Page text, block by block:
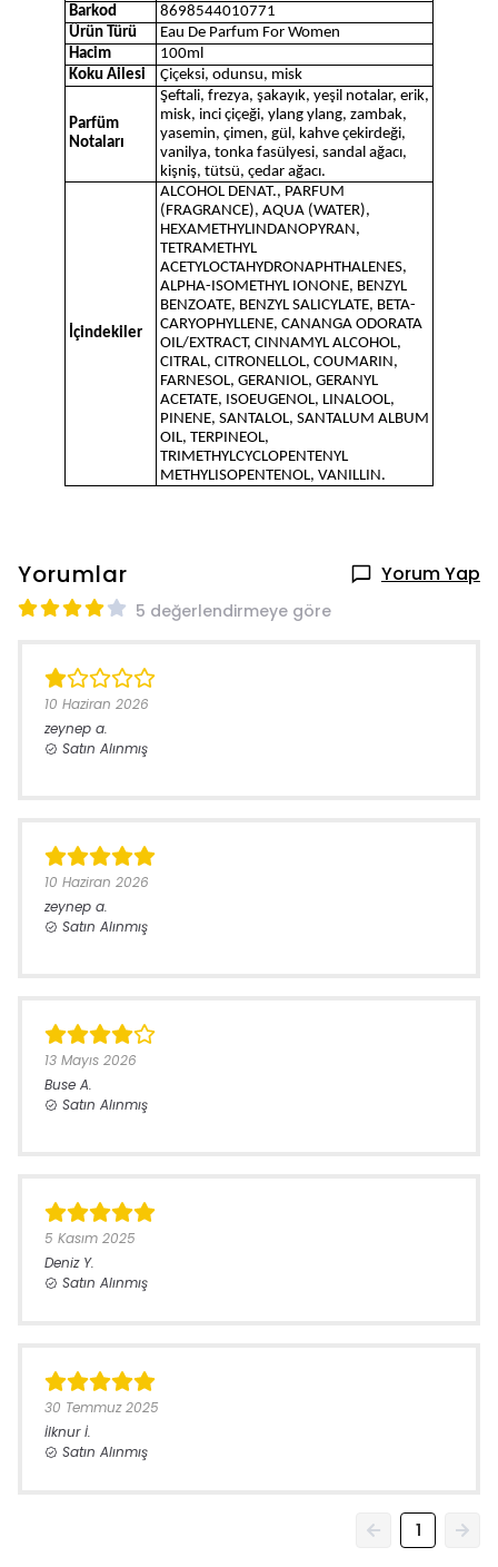
Barkod
8698544010771
Ürün Türü
Eau De Parfum For Women
Hacim
100ml
Koku Ailesi
Çiçeksi, odunsu, misk
Parfüm
Notaları
Şeftali, frezya, şakayık, yeşil notalar, erik,
misk, inci çiçeği, ylang ylang, zambak,
yasemin, çimen, gül, kahve çekirdeği,
vanilya, tonka fasülyesi, sandal ağacı,
kişniş, tütsü, çedar ağacı.
İçindekiler
ALCOHOL DENAT., PARFUM
(FRAGRANCE), AQUA (WATER),
HEXAMETHYLINDANOPYRAN,
TETRAMETHYL
ACETYLOCTAHYDRONAPHTHALENES,
ALPHA-ISOMETHYL IONONE, BENZYL
BENZOATE, BENZYL SALICYLATE, BETA-
CARYOPHYLLENE, CANANGA ODORATA
OIL/EXTRACT, CINNAMYL ALCOHOL,
CITRAL, CITRONELLOL, COUMARIN,
FARNESOL, GERANIOL, GERANYL
ACETATE, ISOEUGENOL, LINALOOL,
PINENE, SANTALOL, SANTALUM ALBUM
OIL, TERPINEOL,
TRIMETHYLCYCLOPENTENYL
METHYLISOPENTENOL, VANILLIN.
Yorumlar Yorum Yap
5 değerlendirmeye göre
10 Haziran 2026
zeynep a.
Satın Alınmış
10 Haziran 2026
zeynep a.
Satın Alınmış
13 Mayıs 2026
Buse A.
Satın Alınmış
5 Kasım 2025
Deniz Y.
Satın Alınmış
30 Temmuz 2025
İlknur İ.
Satın Alınmış
1